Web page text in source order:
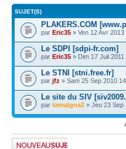
SUJET(S)
PLAKERS.COM
par Eric35 » Ven 12 Avr 2013
Le SDPI [sdpi-fr.com]
par Eric35 » Dim 17 Juil 2011
Le STNI [stni.free.fr]
par jfz » Sam 25 Sep 2010
Le site du SIV
par tamalgna2 » Jeu 23 Sep
Publier un nouveau